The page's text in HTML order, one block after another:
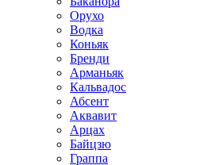
Орухо
Водка
Коньяк
Бренди
Арманьяк
Кальвадос
Абсент
Аквавит
Арцах
Байцзю
Граппа